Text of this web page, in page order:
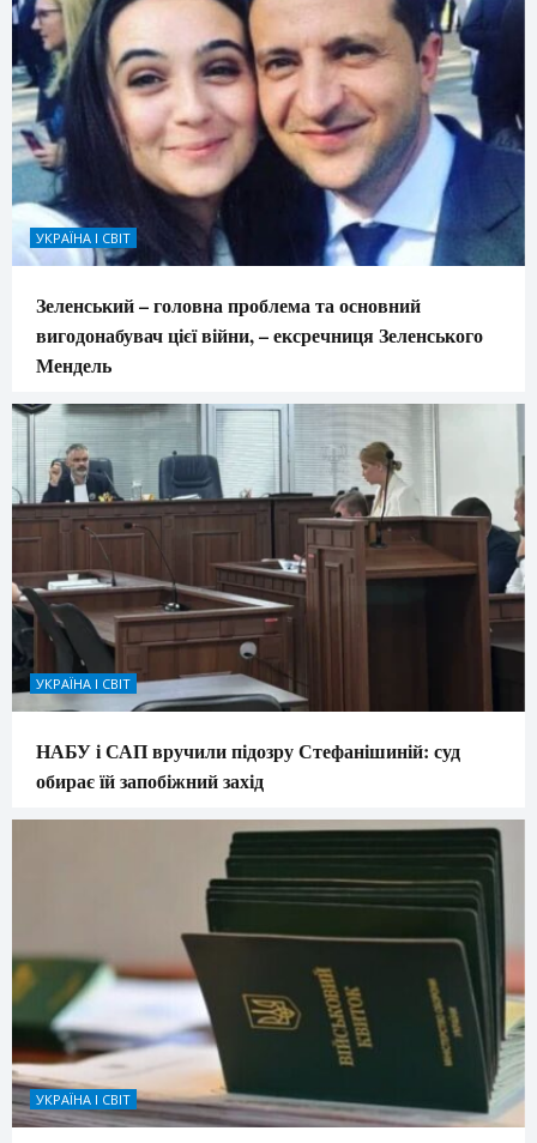
УКРАЇНА І СВІТ
Зеленський – головна проблема та основний
вигодонабувач цієї війни, – ексречниця Зеленського
Мендель
УКРАЇНА І СВІТ
НАБУ і САП вручили підозру Стефанішиній: суд
обирає їй запобіжний захід
УКРАЇНА І СВІТ